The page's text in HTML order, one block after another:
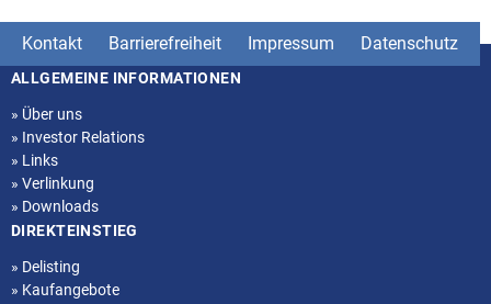
Kontakt Barrierefreiheit Impressum Datenschutz
Seitenstruktur
ALLGEMEINE INFORMATIONEN
» Über uns
» Investor Relations
» Links
» Verlinkung
» Downloads
DIREKTEINSTIEG
» Delisting
» Kaufangebote